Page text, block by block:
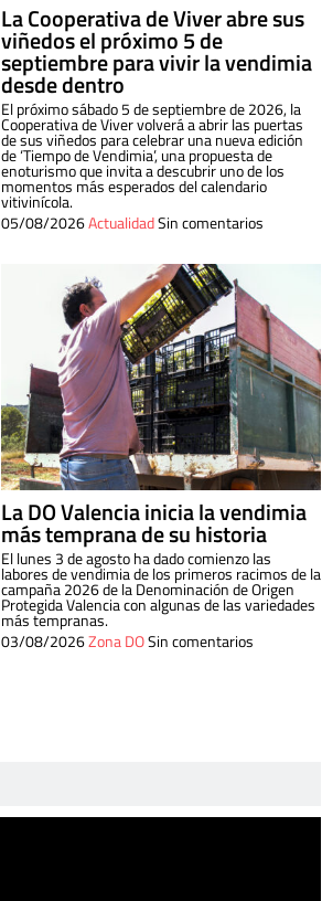
La Cooperativa de Viver abre sus
viñedos el próximo 5 de
septiembre para vivir la vendimia
desde dentro
El próximo sábado 5 de septiembre de 2026, la
Cooperativa de Viver volverá a abrir las puertas
de sus viñedos para celebrar una nueva edición
de ‘Tiempo de Vendimia’, una propuesta de
enoturismo que invita a descubrir uno de los
momentos más esperados del calendario
vitivinícola.
05/08/2026ActualidadSin comentarios
La DO Valencia inicia la vendimia
más temprana de su historia
El lunes 3 de agosto ha dado comienzo las
labores de vendimia de los primeros racimos de la
campaña 2026 de la Denominación de Origen
Protegida Valencia con algunas de las variedades
más tempranas.
03/08/2026Zona DOSin comentarios